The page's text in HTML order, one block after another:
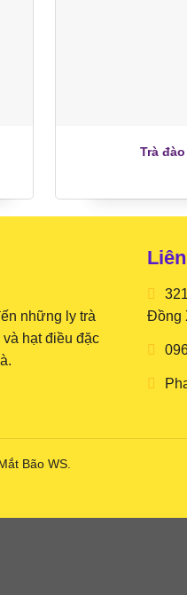
Trà
những ly trà
hạt điều đặc
Đồng
Bão WS